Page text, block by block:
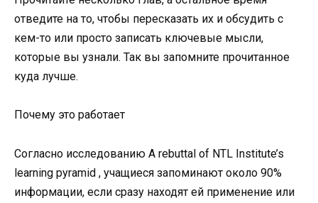
отведите на то, чтобы пересказать их и обсудить с
кем-то или просто записать ключевые мысли,
которые вы узнали. Так вы запомните прочитанное
куда лучше.
Почему это работает
Согласно исследованию A rebuttal of NTL Institute’s
learning pyramid , учащиеся запоминают около 90%
информации, если сразу находят ей применение или